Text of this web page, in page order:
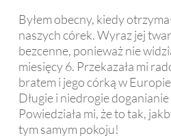
Byłem obecny, kiedy
naszych córek. Wyraz jej
bezcenne, ponieważ nie
miesięcy 6. Przekazała mi
bratem i jego córką w
Długie i niedrogie
Powiedziała mi, że to tak,
tym samym pokoju!